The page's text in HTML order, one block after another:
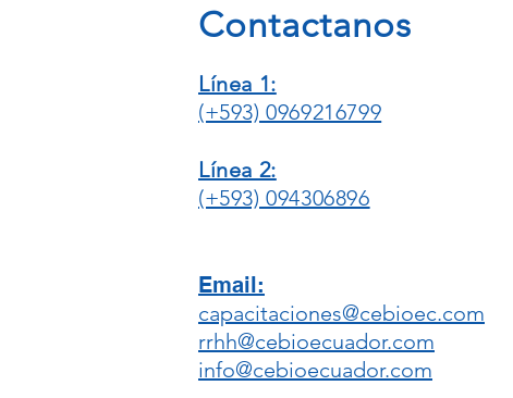
Contactanos
Línea 1:
(+593) 0969216799
Línea 2:
(+593) 094306896
Email:
capacitaciones@cebioec.com
rrhh@cebioecuador.com
info@cebioecuador.com